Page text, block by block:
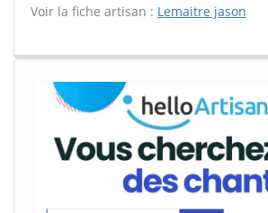
Voir la fiche artisan : Lemaitre jason